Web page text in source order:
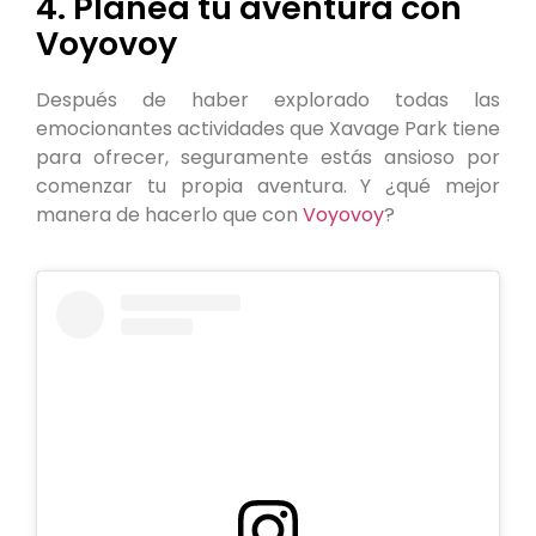
Voyovoy
Después de haber explorado todas las
emocionantes actividades que Xavage Park tiene
para ofrecer, seguramente estás ansioso por
comenzar tu propia aventura. Y ¿qué mejor
manera de hacerlo que con Voyovoy?